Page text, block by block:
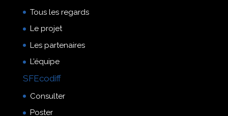
Tous les regards
Le projet
Les partenaires
L’équipe
SFEcodiff
Consulter
Poster